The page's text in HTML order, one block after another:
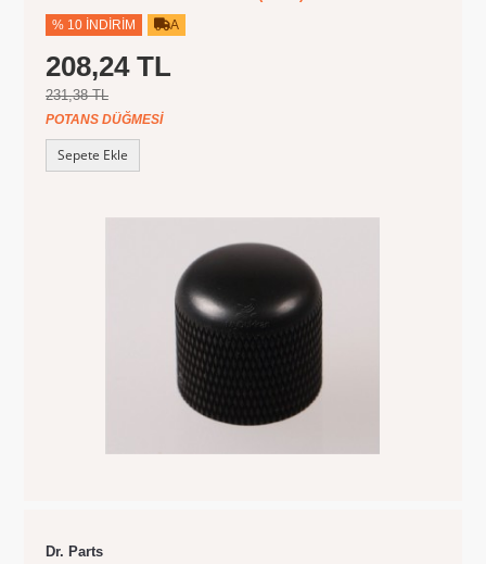
% 10 İNDIRIM A
208,24 TL
231,38 TL
POTANS DÜĞMESI
Sepete Ekle
Dr. Parts